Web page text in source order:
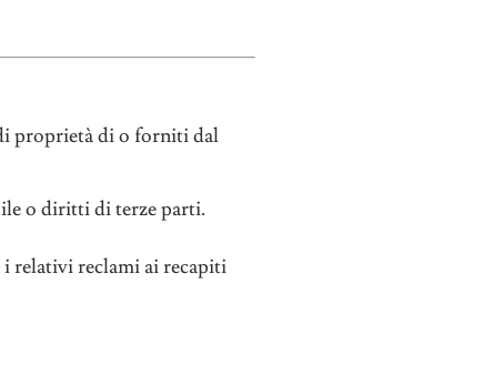
proprietà di o forniti dal
o diritti di terze parti.
relativi reclami ai recapiti